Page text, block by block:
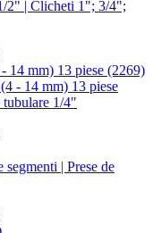
14 mm) 13 piese (2269)